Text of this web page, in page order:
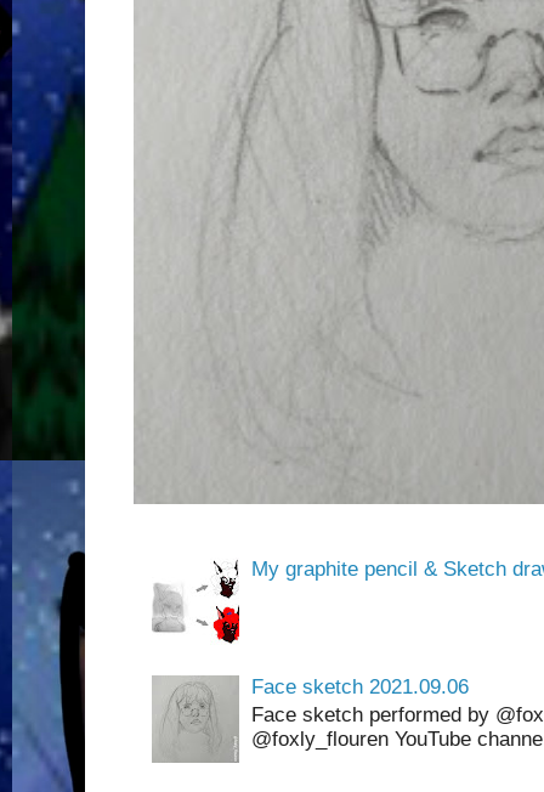
My graphite pencil & Sketch
Face sketch 2021.09.06
Face sketch performed by
@foxly_flouren YouTube